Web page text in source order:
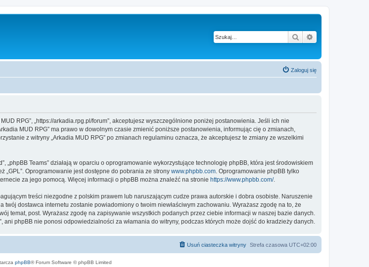
Szukaj
Zaloguj się
RPG”, „https://arkadia.rpg.pl/forum”, akceptujesz wyszczególnione poniżej postanowienia. Jeśli ich nie
MUD RPG” ma prawo w dowolnym czasie zmienić poniższe postanowienia, informując cię o zmianach,
z witryny „Arkadia MUD RPG” po zmianach regulaminu oznacza, że akceptujesz te zmiany ze wszelkimi
„phpBB Teams” działają w oparciu o oprogramowanie wykorzystujące technologię phpBB, która jest środowiskiem
„GPL”. Oprogramowanie jest dostępne do pobrania ze strony www.phpbb.com. Oprogramowanie phpBB tylko
za jego pomocą. Więcej informacji o phpBB można znaleźć na stronie https://www.phpbb.com/.
treści niezgodne z polskim prawem lub naruszającym cudze prawa autorskie i dobra osobiste. Naruszenie
dostawca internetu zostanie powiadomiony o twoim niewłaściwym zachowaniu. Wyrażasz zgodę na to, że
temat, post. Wyrażasz zgodę na zapisywanie wszystkich podanych przez ciebie informacji w naszej bazie danych.
phpBB nie ponosi odpowiedzialności za włamania do witryny, podczas których może dojść do kradzieży danych.
Strefa czasowa UTC+02:00
Usuń ciasteczka witryny
phpBB® Forum Software © phpBB Limited